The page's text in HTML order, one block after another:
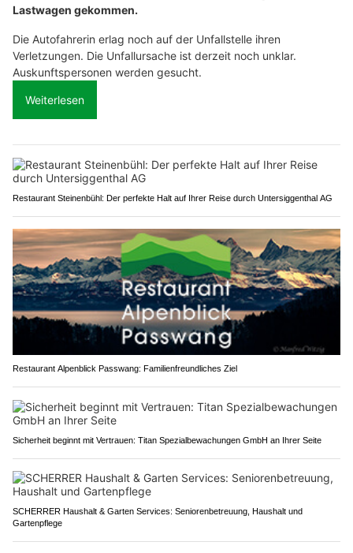
Lastwagen gekommen.
Die Autofahrerin erlag noch auf der Unfallstelle ihren
Verletzungen. Die Unfallursache ist derzeit noch unklar.
Auskunftspersonen werden gesucht.
Weiterlesen
Restaurant Steinenbühl: Der perfekte Halt auf Ihrer Reise durch Untersiggenthal AG
Restaurant Alpenblick Passwang: Familienfreundliches Ziel
Sicherheit beginnt mit Vertrauen: Titan Spezialbewachungen GmbH an Ihrer Seite
SCHERRER Haushalt & Garten Services: Seniorenbetreuung, Haushalt und
Gartenpflege